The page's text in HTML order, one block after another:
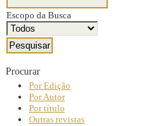
Escopo da Busca
Procurar
Por Edição
Por Autor
Por título
Outras revistas